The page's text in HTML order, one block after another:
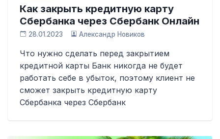
Как закрыть кредитную карту
Сбербанка через Сбербанк Онлайн
28.01.2023 Александр Новиков
Что нужно сделать перед закрытием
кредитной карты Банк никогда не будет
работать себе в убыток, поэтому клиент не
сможет закрыть кредитную карту
Сбербанка через Сбербанк